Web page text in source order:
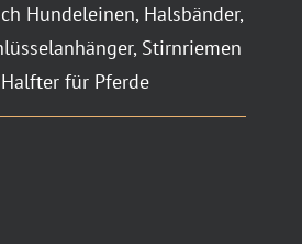
Hundeleinen, Halsbänder,
Stirnriemen
für Pferde